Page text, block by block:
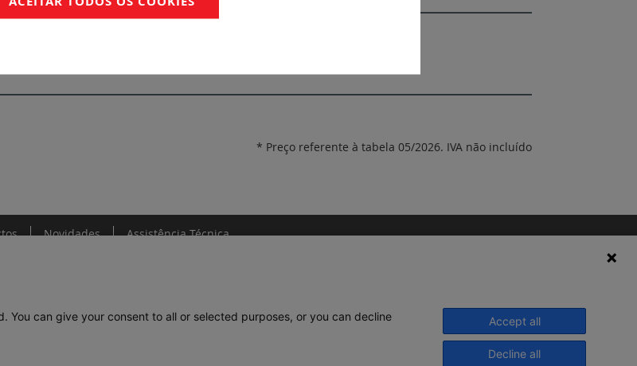
* Preço referente à tabela 05/2026. IVA não incluído
Novidades Assistência Técnica
© 2020 Legrand. Todos os direitos
can give your consent to all or selected purposes, or you can decline
Accept all
Decline all